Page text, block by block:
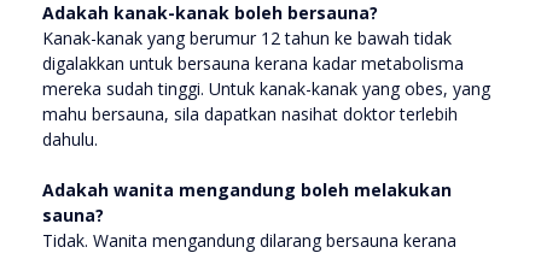
Adakah kanak-kanak boleh bersauna?
Kanak-kanak yang berumur 12 tahun ke bawah tidak
digalakkan untuk bersauna kerana kadar metabolisma
mereka sudah tinggi. Untuk kanak-kanak yang obes, yang
mahu bersauna, sila dapatkan nasihat doktor terlebih
dahulu.
Adakah wanita mengandung boleh melakukan
sauna?
Tidak. Wanita mengandung dilarang bersauna kerana